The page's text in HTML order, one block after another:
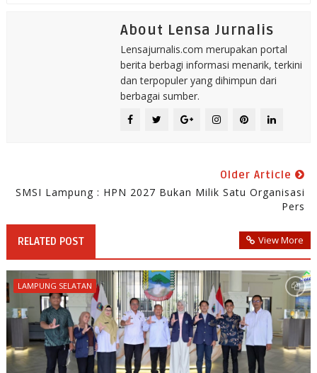
About Lensa Jurnalis
Lensajurnalis.com merupakan portal
berita berbagi informasi menarik, terkini
dan terpopuler yang dihimpun dari
berbagai sumber.
Older Article
SMSI Lampung : HPN 2027 Bukan Milik Satu Organisasi
Pers
RELATED POST View More
LAMPUNG SELATAN